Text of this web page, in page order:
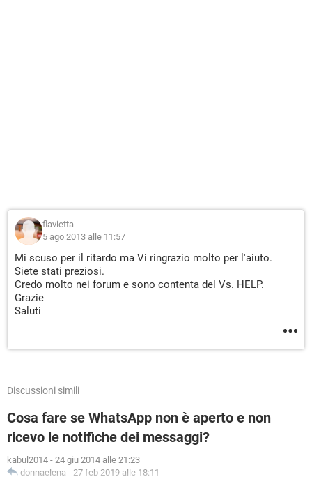
flavietta
5 ago 2013 alle 11:57
Mi scuso per il ritardo ma Vi ringrazio molto per l'aiuto.
Siete stati preziosi.
Credo molto nei forum e sono contenta del Vs. HELP.
Grazie
Saluti
Discussioni simili
Cosa fare se WhatsApp non è aperto e non
ricevo le notifiche dei messaggi?
kabul2014 - 24 giu 2014 alle 21:23
donnaelena - 27 feb 2019 alle 18:11